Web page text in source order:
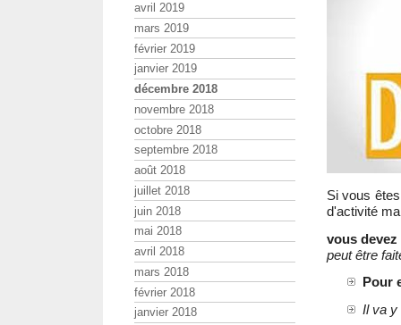
Si vous
d'activité
vous
peut être
Pour
Il va y
avril 2019
mars 2019
février 2019
janvier 2019
décembre 2018
novembre 2018
octobre 2018
septembre 2018
août 2018
juillet 2018
juin 2018
mai 2018
avril 2018
mars 2018
février 2018
janvier 2018